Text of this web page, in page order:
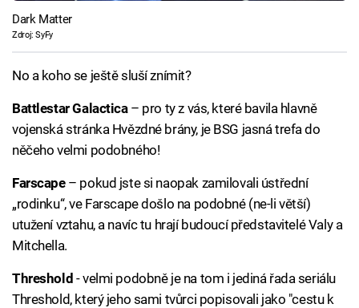
Dark Matter
Zdroj: SyFy
No a koho se ještě sluší znímit?
Battlestar Galactica– pro ty z vás, které bavila hlavně
vojenská stránka Hvězdné brány, je BSG jasná trefa do
něčeho velmi podobného!
Farscape – pokud jste si naopak zamilovali ústřední
„rodinku“, ve Farscape došlo na podobné (ne-li větší)
utužení vztahu, a navíc tu hrají budoucí představitelé Valy a
Mitchella.
Threshold - velmi podobně je na tom i jediná řada seriálu
Threshold, který jeho sami tvůrci popisovali jako "cestu k